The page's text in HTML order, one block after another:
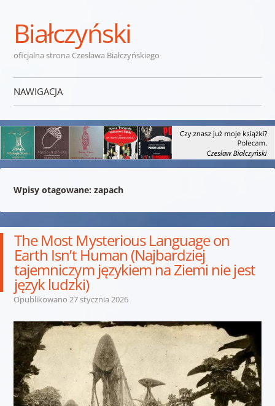
Białczyński
oficjalna strona Czesława Białczyńskiego
NAWIGACJA
Wpisy otagowane: zapach
The Most Mysterious Language on
Earth Isn’t Human (Najbardziej
tajemniczym językiem na Ziemi nie jest
język ludzki)
Opublikowano 27 stycznia 2026